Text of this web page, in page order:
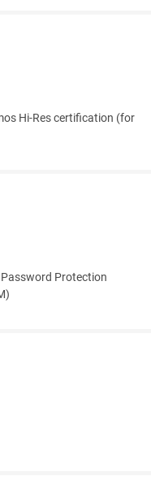
Hi-Res certification (for
Protection